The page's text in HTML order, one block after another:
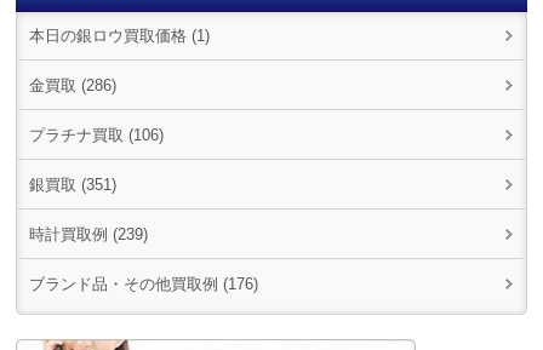
本日の銀ロウ買取価格 (1)
金買取 (286)
プラチナ買取 (106)
銀買取 (351)
時計買取例 (239)
ブランド品・その他買取例 (176)